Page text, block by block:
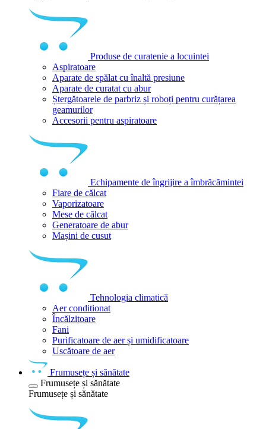
Produse de curatenie a locuintei
Aspiratoare
Aparate de spălat cu înaltă presiune
Aparate de curatat cu abur
Ștergătoarele de parbriz și roboți pentru curățarea
geamurilor
Accesorii pentru aspiratoare
Echipamente de îngrijire a îmbrăcămintei
Fiare de călcat
Vaporizatoare
Mese de călcat
Generatoare de abur
Mașini de cusut
Tehnologia climatică
Aer conditionat
Încălzitoare
Fani
Purificatoare de aer și umidificatoare
Uscătoare de aer
Frumusețe și sănătate
Frumusețe și sănătate
Frumusețe și sănătate